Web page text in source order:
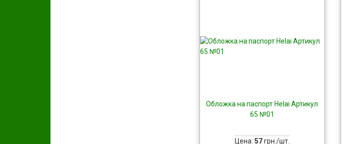
Обложка на паспорт Helai Артикул
65 №01
Цена: 57грн./шт.